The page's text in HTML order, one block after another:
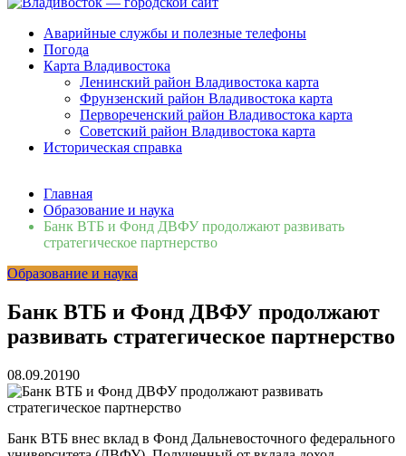
Владивосток — городской сайт
Аварийные службы и полезные телефоны
Погода
Карта Владивостока
Ленинский район Владивостока карта
Фрунзенский район Владивостока карта
Первореченский район Владивостока карта
Советский район Владивостока карта
Историческая справка
Сломалась бытовая техника во Владивостоке: как
быстро вернуть комфорт в дом и из...06.08.2026
Мобильная реклама на общественном транспорте: как
Во Владивостоке найдут хозяев незаконных сбросов в
Зарядка с полицейскими, бои кудо и семафорная азбука:
во Владивостоке прошла мас...07.07.2026
Вельгодский Олег Николаевич15.03.2026
Ходнева Василиса Валентиновна
Глушко Вячеслав Викторович15.03.2026
Аксенов Александр Валентинович
Главная
Образование и наука
Банк ВТБ и Фонд ДВФУ продолжают развивать
стратегическое партнерство
Образование и наука
Банк ВТБ и Фонд ДВФУ продолжают
развивать стратегическое партнерство
08.09.20190
Банк ВТБ внес вклад в Фонд Дальневосточного федерального